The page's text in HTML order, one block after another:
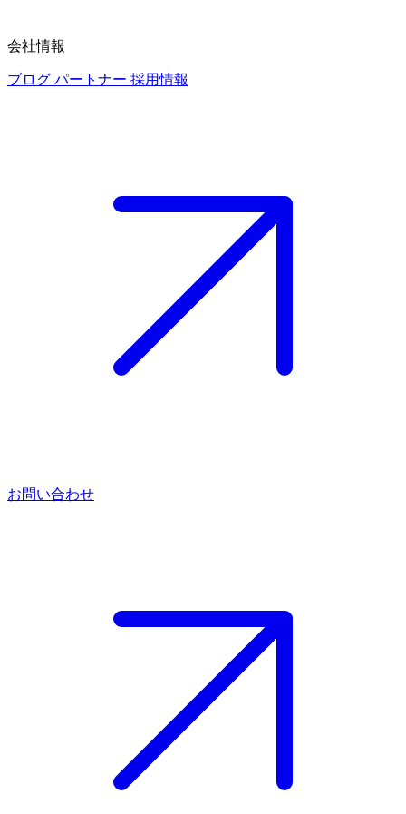
会社情報
ブログ パートナー 採用情報
お問い合わせ